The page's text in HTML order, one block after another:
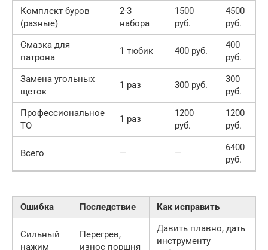
Комплект буров
(разные)
2-3
набора
1500
руб.
4500
руб.
Смазка для
патрона
1 тюбик 400 руб.
400
руб.
Замена угольных
щеток
1 раз 300 руб.
300
руб.
Профессиональное
ТО
1 раз
1200
руб.
1200
руб.
Всего — —
6400
руб.
Ошибка Последствие Как исправить
Сильный
нажим
Перегрев,
износ поршня
Давить плавно, дать
инструменту